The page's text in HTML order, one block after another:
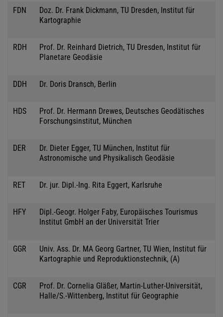
FDN
Doz. Dr. Frank Dickmann, TU Dresden, Institut für
Kartographie
RDH
Prof. Dr. Reinhard Dietrich, TU Dresden, Institut für
Planetare Geodäsie
DDH Dr. Doris Dransch, Berlin
HDS
Prof. Dr. Hermann Drewes, Deutsches Geodätisches
Forschungsinstitut, München
DER
Dr. Dieter Egger, TU München, Institut für
Astronomische und Physikalisch Geodäsie
RET Dr. jur. Dipl.-Ing. Rita Eggert, Karlsruhe
HFY
Dipl.-Geogr. Holger Faby, Europäisches Tourismus
Institut GmbH an der Universität Trier
GGR
Univ. Ass. Dr. MA Georg Gartner, TU Wien, Institut für
Kartographie und Reproduktionstechnik, (A)
CGR
Prof. Dr. Cornelia Gläßer, Martin-Luther-Universität,
Halle/S.-Wittenberg, Institut für Geographie